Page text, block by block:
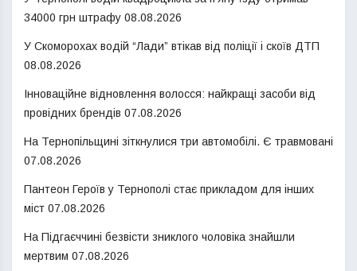
34000 грн штрафу 08.08.2026
У Скоморохах водій “Лади” втікав від поліції і скоїв ДТП
08.08.2026
Інноваційне відновлення волосся: найкращі засоби від
провідних брендів 07.08.2026
На Тернопільщині зіткнулися три автомобілі. Є травмовані
07.08.2026
Пантеон Героїв у Тернополі стає прикладом для інших
міст 07.08.2026
На Підгаєччині безвісти зниклого чоловіка знайшли
мертвим 07.08.2026